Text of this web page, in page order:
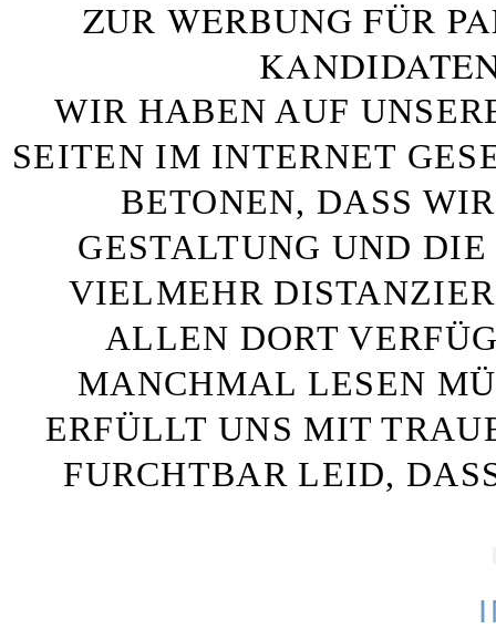
ZUR WERBUNG FÜR
WIR HABEN AUF
SEITEN IM INTERNET
BETONEN, DASS
GESTALTUNG UND
VIELMEHR
ALLEN DORT
MANCHMAL LESEN
ERFÜLLT UNS MIT
FURCHTBAR LEID,